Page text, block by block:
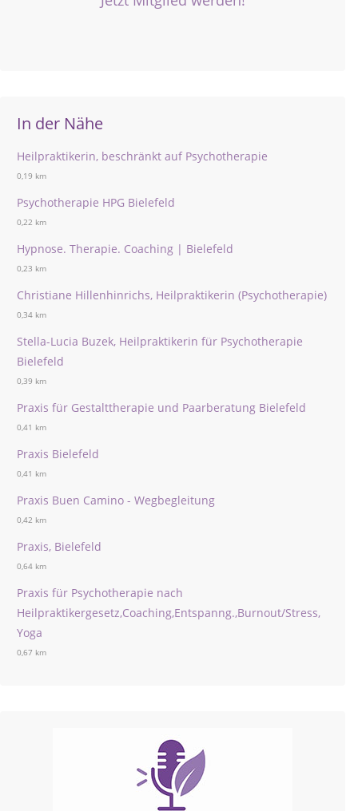
In der Nähe
Heilpraktikerin, beschränkt auf Psychotherapie
0,19 km
Psychotherapie HPG Bielefeld
0,22 km
Hypnose. Therapie. Coaching | Bielefeld
0,23 km
Christiane Hillenhinrichs, Heilpraktikerin (Psychotherapie)
0,34 km
Stella-Lucia Buzek, Heilpraktikerin für Psychotherapie
Bielefeld
0,39 km
Praxis für Gestalttherapie und Paarberatung Bielefeld
0,41 km
Praxis Bielefeld
0,41 km
Praxis Buen Camino - Wegbegleitung
0,42 km
Praxis, Bielefeld
0,64 km
Praxis für Psychotherapie nach
Heilpraktikergesetz,Coaching,Entspanng.,Burnout/Stress,
Yoga
0,67 km